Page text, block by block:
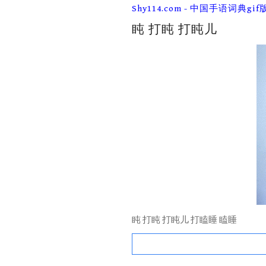
Skip
content
Shy114.com - 中国手语词典gif
盹 打盹 打盹儿
盹 打盹 打盹儿 打瞌睡 瞌睡
Search